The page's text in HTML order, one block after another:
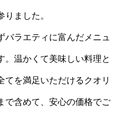
ました。
バラエティに富んだメニュ
。温かくて美味しい料理と
てを満足いただけるクオリ
で含めて、安心の価格でご